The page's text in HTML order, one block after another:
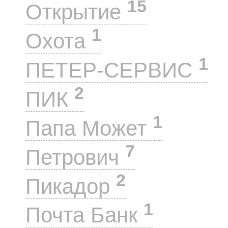
Открытие 15
Охота 1
ПЕТЕР-СЕРВИС 1
ПИК 2
Папа Может 1
Петрович 7
Пикадор 2
Почта Банк 1